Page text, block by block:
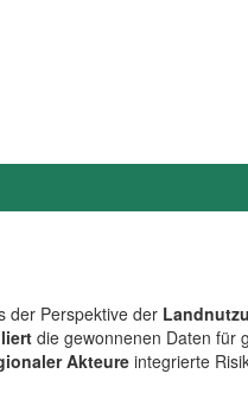
der Perspektive der
die gewonnenen Daten für
Akteure integrierte